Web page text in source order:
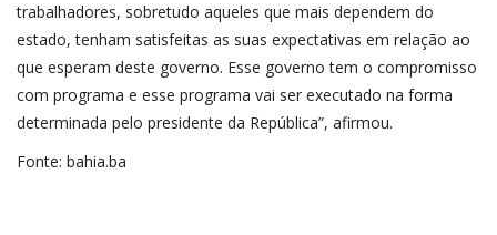
trabalhadores, sobretudo aqueles que mais dependem do
estado, tenham satisfeitas as suas expectativas em relação ao
que esperam deste governo. Esse governo tem o compromisso
com programa e esse programa vai ser executado na forma
determinada pelo presidente da República”, afirmou.
Fonte: bahia.ba